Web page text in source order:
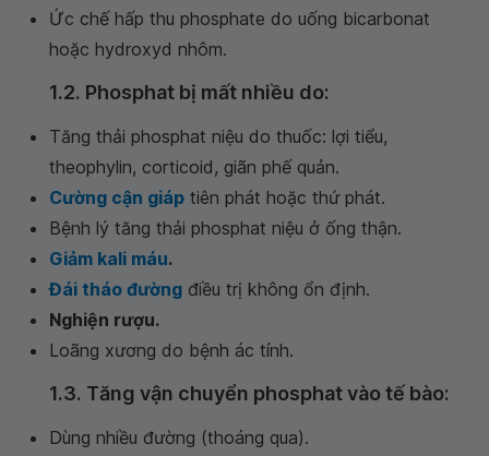
Ức chế hấp thu phosphate do uống bicarbonat
hoặc hydroxyd nhôm.
1.2. Phosphat bị mất nhiều do:
Tăng thải phosphat niệu do thuốc: lợi tiểu,
theophylin, corticoid, giãn phế quản.
Cường cận giáp tiên phát hoặc thứ phát.
Bệnh lý tăng thải phosphat niệu ở ống thận.
Giảm kali máu.
Đái tháo đường điều trị không ổn định.
Nghiện rượu.
Loãng xương do bệnh ác tính.
1.3. Tăng vận chuyển phosphat vào tế bào:
Dùng nhiều đường (thoáng qua).